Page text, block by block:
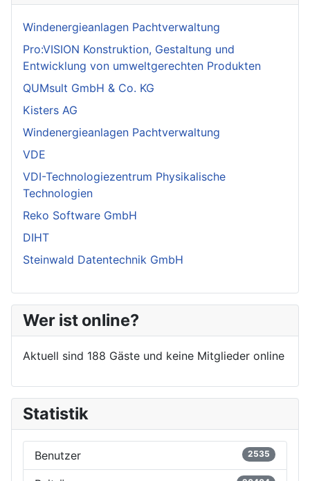
Windenergieanlagen Pachtverwaltung
Pro:VISION Konstruktion, Gestaltung und
Entwicklung von umweltgerechten Produkten
QUMsult GmbH & Co. KG
Kisters AG
Windenergieanlagen Pachtverwaltung
VDE
VDI-Technologiezentrum Physikalische
Technologien
Reko Software GmbH
DIHT
Steinwald Datentechnik GmbH
Wer ist online?
Aktuell sind 188 Gäste und keine Mitglieder online
Statistik
Benutzer 2535